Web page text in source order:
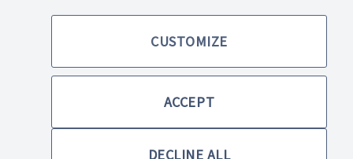
CUSTOMIZE
ACCEPT
DECLINE ALL